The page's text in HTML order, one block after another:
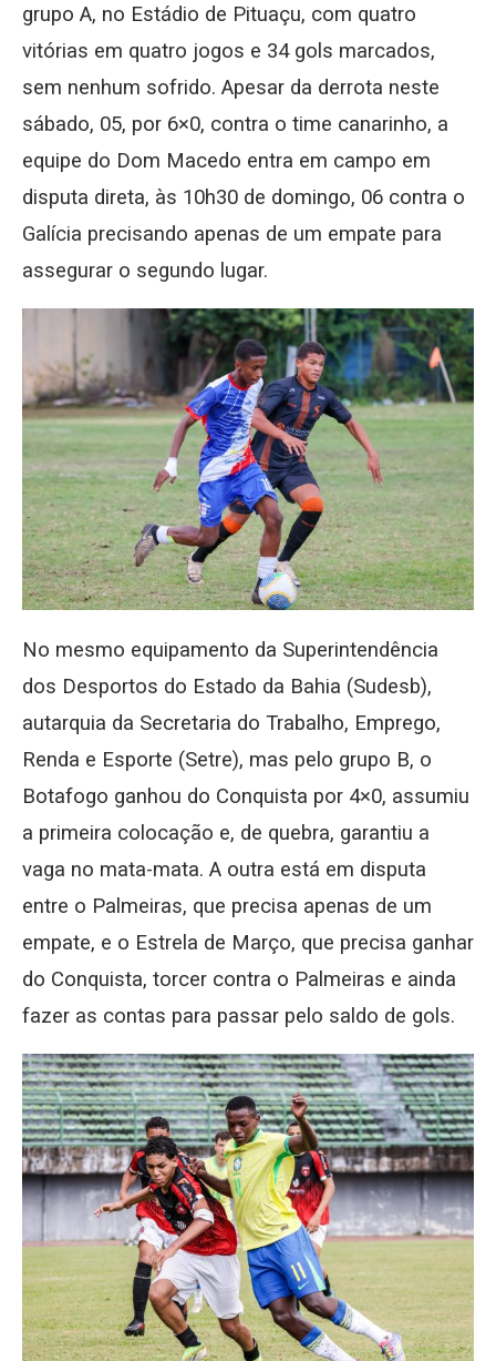
grupo A, no Estádio de Pituaçu, com quatro
vitórias em quatro jogos e 34 gols marcados,
sem nenhum sofrido. Apesar da derrota neste
sábado, 05, por 6×0, contra o time canarinho, a
equipe do Dom Macedo entra em campo em
disputa direta, às 10h30 de domingo, 06 contra o
Galícia precisando apenas de um empate para
assegurar o segundo lugar.
No mesmo equipamento da Superintendência
dos Desportos do Estado da Bahia (Sudesb),
autarquia da Secretaria do Trabalho, Emprego,
Renda e Esporte (Setre), mas pelo grupo B, o
Botafogo ganhou do Conquista por 4×0, assumiu
a primeira colocação e, de quebra, garantiu a
vaga no mata-mata. A outra está em disputa
entre o Palmeiras, que precisa apenas de um
empate, e o Estrela de Março, que precisa ganhar
do Conquista, torcer contra o Palmeiras e ainda
fazer as contas para passar pelo saldo de gols.